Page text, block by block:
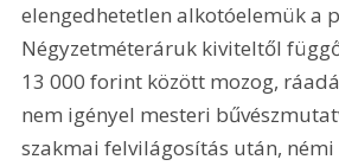
elengedhetetlen alkotóelemük a
Négyzetméteráruk kiviteltől
13 000 forint között mozog,
nem igényel mesteri
szakmai felvilágosítás után, némi